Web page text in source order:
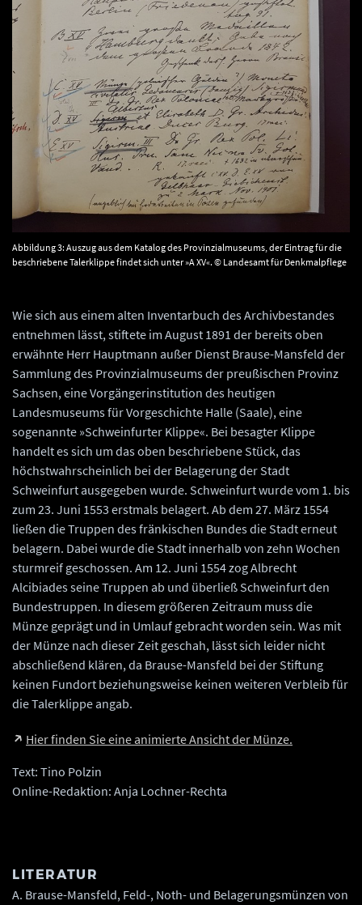
Abbildung 3: Auszug aus dem Katalog des Provinzialmuseums, der Eintrag für die
beschriebene Talerklippe findet sich unter »A XV«. © Landesamt für Denkmalpflege
Wie sich aus einem alten Inventarbuch des Archivbestandes
entnehmen lässt, stiftete im August 1891 der bereits oben
erwähnte Herr Hauptmann außer Dienst Brause-Mansfeld der
Sammlung des Provinzialmuseums der preußischen Provinz
Sachsen, eine Vorgängerinstitution des heutigen
Landesmuseums für Vorgeschichte Halle (Saale), eine
sogenannte »Schweinfurter Klippe«. Bei besagter Klippe
handelt es sich um das oben beschriebene Stück, das
höchstwahrscheinlich bei der Belagerung der Stadt
Schweinfurt ausgegeben wurde. Schweinfurt wurde vom 1. bis
zum 23. Juni 1553 erstmals belagert. Ab dem 27. März 1554
ließen die Truppen des fränkischen Bundes die Stadt erneut
belagern. Dabei wurde die Stadt innerhalb von zehn Wochen
sturmreif geschossen. Am 12. Juni 1554 zog Albrecht
Alcibiades seine Truppen ab und überließ Schweinfurt den
Bundestruppen. In diesem größeren Zeitraum muss die
Münze geprägt und in Umlauf gebracht worden sein. Was mit
der Münze nach dieser Zeit geschah, lässt sich leider nicht
abschließend klären, da Brause-Mansfeld bei der Stiftung
keinen Fundort beziehungsweise keinen weiteren Verbleib für
die Talerklippe angab.
Hier finden Sie eine animierte Ansicht der Münze.
Text: Tino Polzin
Online-Redaktion: Anja Lochner-Rechta
LITERATUR
A. Brause-Mansfeld, Feld-, Noth- und Belagerungsmünzen von